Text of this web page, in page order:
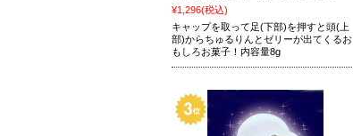
¥1,296(税込)
キャップを取って足(下部)を押すと頭(上
部)からちゅるりんとゼリーが出てくるお
もしろお菓子！内容量8g